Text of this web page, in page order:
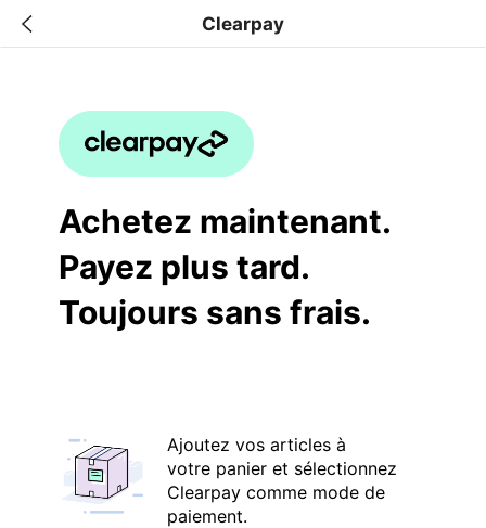
Clearpay
Achetez maintenant.
Payez plus tard.
Toujours sans frais.
Ajoutez vos articles à
votre panier et sélectionnez
Clearpay comme mode de
paiement.